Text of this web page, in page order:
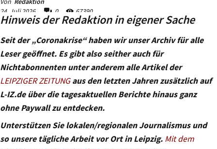
Hinweis der Redaktion in eigener Sache
Seit der „Coronakrise“ haben wir unser Archiv für alle
Leser geöffnet. Es gibt also seither auch für
Nichtabonnenten unter anderem alle Artikel der
LEIPZIGER ZEITUNGaus den letzten Jahren zusätzlich auf
L-IZ.de über die tagesaktuellen Berichte hinaus ganz
ohne Paywall zu entdecken.
Unterstützen Sie lokalen/regionalen Journalismus und
so unsere tägliche Arbeit vor Ort in Leipzig. Mit dem